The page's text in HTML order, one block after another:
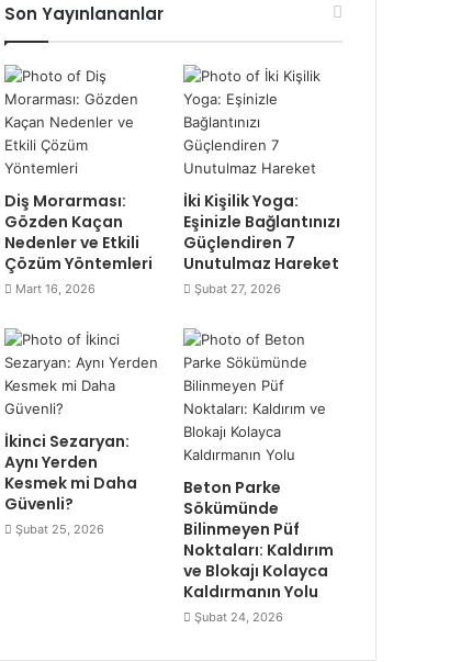
Son Yayınlananlar
Diş Morarması:
Gözden Kaçan
Nedenler ve Etkili
Çözüm Yöntemleri
Mart 16, 2026
İki Kişilik Yoga:
Eşinizle Bağlantınızı
Güçlendiren 7
Unutulmaz Hareket
Şubat 27, 2026
İkinci Sezaryan:
Aynı Yerden
Kesmek mi Daha
Güvenli?
Şubat 25, 2026
Beton Parke
Sökümünde
Bilinmeyen Püf
Noktaları: Kaldırım
ve Blokajı Kolayca
Kaldırmanın Yolu
Şubat 24, 2026